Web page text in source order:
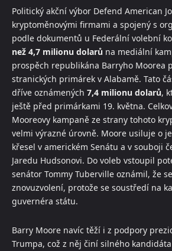
Politický akční výbor Defend American
kryptoměnovými firmami a spojený s
podle dokumentů u Federální volební
než 4,7 milionu dolarů na mediální
prospěch republikána Barryho Moorea
stranických primárek v Alabamě. Tato
dříve oznámených 7,4 milionu dolarů,
ještě před primárkami 19. května.
Mooreovy kampaně ze strany tohoto
velmi výrazné úrovně. Moore usiluje o
křesel v americkém Senátu a v souboji
Jaredu Hudsonovi. Do voleb vstoupil
senátor Tommy Tuberville oznámil, že
znovuzvolení, protože se soustředí na
guvernéra státu.
Barry Moore navíc těží i z podpory
Trumpa, což z něj činí silného